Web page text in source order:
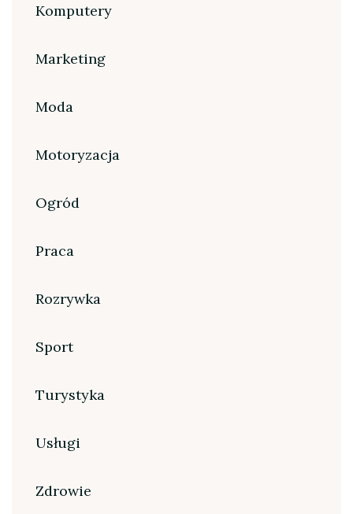
Komputery
Marketing
Moda
Motoryzacja
Ogród
Praca
Rozrywka
Sport
Turystyka
Usługi
Zdrowie